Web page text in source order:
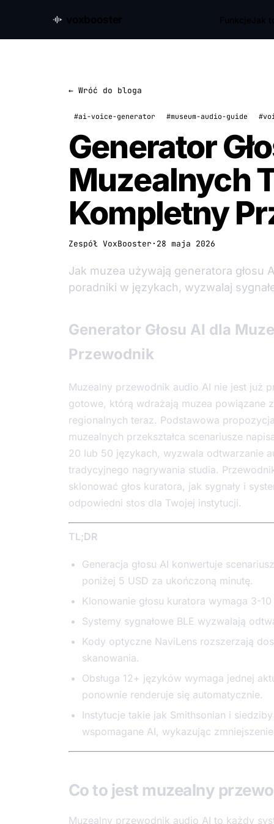
← Wróć do bloga
#ai-voice-generator #museum-audio-guide
Generator
Muzealnych
Kompletny
Zespół VoxBooster · 28 maja 2026
Jak muzea używają generatora głosu
poradniki w językach, wyzwalaj
Generator Głosu AI dla
Przewodnik
Muzealny przewodnik audio AI nie jest już
gotowe, którą wdrażają muzea powiązane
regionalnych teraz. Podstawowa
muzealnych przekształca scenariusze
20 lub 50 językach, wyzwala odtwarzanie
tradycyjnego nagrywania studia.
sklonować głos kuratora, jak sygnały i
odpowiedni stos dla Twojej instytucji.
TL;DR
Generacja głosu AI konwertuje
poniżej 5 USD za ukończoną minutę.
Klonowanie głosu kuratora wymaga 3-
Systemy sygnałowe BLE wyzwalają
Kody optyczne NaviLens rozszerzają
skanowania.
Obsługa 12+ języków wymaga jednej
ponownie renderuje się automatycznie.
Instytucje takie jak Smithsonian i
wspomagane AI, wykazując
Co to jest muzealny
Muzealny przewodnik audio AI to każdy